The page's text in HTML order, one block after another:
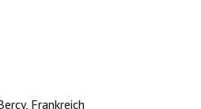
Frankreich